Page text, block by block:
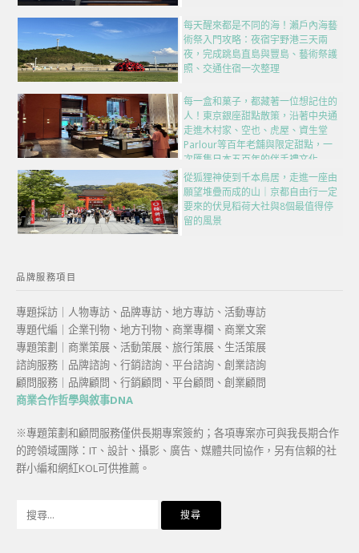
每天醒來都是不同的海！瀨戶內海藝
術祭入門攻略：夜宿宇野港三天兩
夜，完成跳島直島與豐島、藝術祭護
照、交通住宿一次整理
每一盒和菓子，都藏著一位想記住的
人！東京銀座甜點散策，沿著中央通
走進木村家、空也、虎屋、資生堂
Parlour等百年老舖與限定甜點，一
次匯集日本五百年的伴手禮文化
從狐狸神使到千本鳥居，走進一座由
願望堆疊而成的山｜京都自由行一定
要來的伏見稻荷大社與8個最值得停
留的風景
品牌服務項目
專題採訪｜人物專訪、品牌專訪、地方專訪、活動專訪
專題代編｜企業刊物、地方刊物、商業專欄、商業文案
專題策劃｜商業策展、活動策展、旅行策展、生活策展
諮詢服務｜品牌諮詢、行銷諮詢、平台諮詢、創業諮詢
顧問服務｜品牌顧問、行銷顧問、平台顧問、創業顧問
商業合作哲學與敘事DNA
※專題策劃和顧問服務僅供長期專案簽約；各項專案亦可與我長期合作
的跨領域團隊：IT、設計、攝影、廣告、媒體共同協作，另有信賴的社
群小編和網紅KOL可供推薦。